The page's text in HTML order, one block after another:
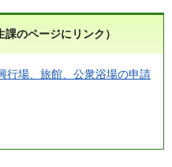
のページにリンク）
行場、旅館、公衆浴場の申請